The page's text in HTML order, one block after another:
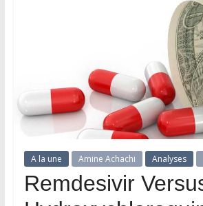
A la une Amine Achachi Analyses
Remdesivir